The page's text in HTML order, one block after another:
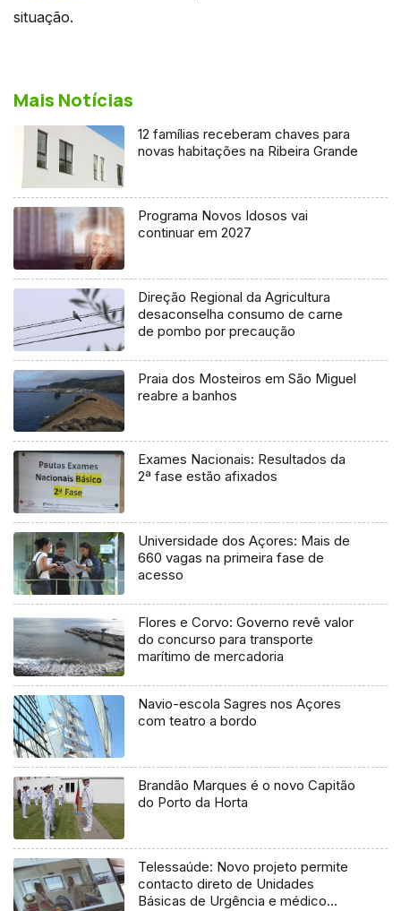
situação.
Mais Notícias
12 famílias receberam chaves para
novas habitações na Ribeira Grande
Programa Novos Idosos vai
continuar em 2027
Direção Regional da Agricultura
desaconselha consumo de carne
de pombo por precaução
Praia dos Mosteiros em São Miguel
reabre a banhos
Exames Nacionais: Resultados da
2ª fase estão afixados
Universidade dos Açores: Mais de
660 vagas na primeira fase de
acesso
Flores e Corvo: Governo revê valor
do concurso para transporte
marítimo de mercadoria
Navio-escola Sagres nos Açores
com teatro a bordo
Brandão Marques é o novo Capitão
do Porto da Horta
Telessaúde: Novo projeto permite
contacto direto de Unidades
Básicas de Urgência e médico